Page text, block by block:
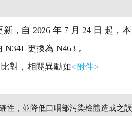
，自 2026 年 7 月 24 日 起，本
更換為 N463 。
對，相關異動如<附件>
性，並降低口咽部污染檢體造成之誤